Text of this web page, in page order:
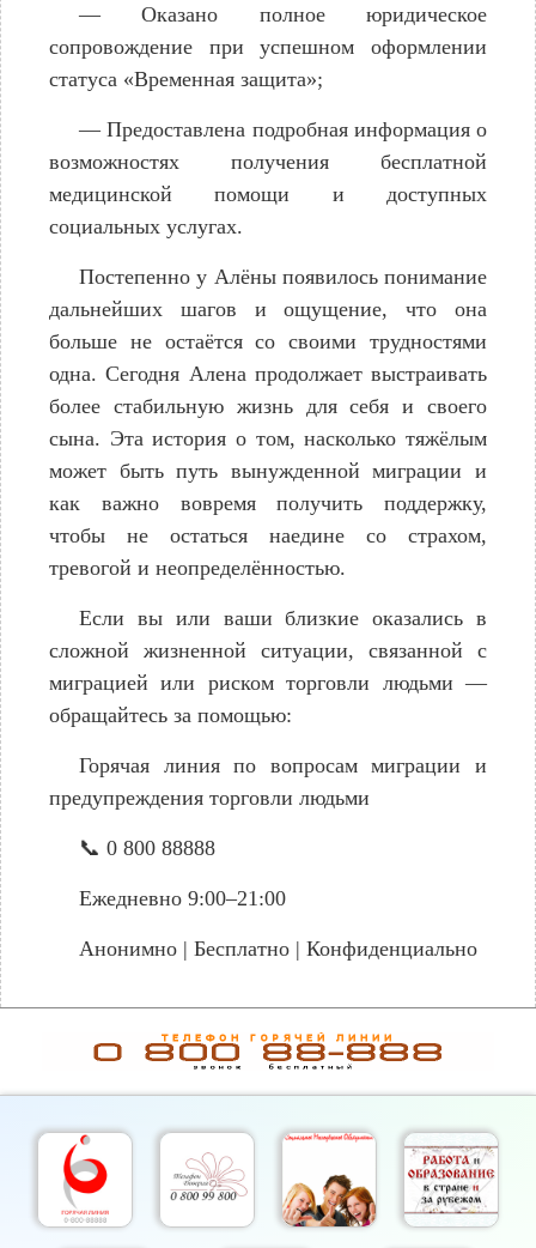
— Оказано полное юридическое
сопровождение при успешном оформлении
статуса «Временная защита»;
— Предоставлена подробная информация о
возможностях получения бесплатной
медицинской помощи и доступных
социальных услугах.
Постепенно у Алёны появилось понимание
дальнейших шагов и ощущение, что она
больше не остаётся со своими трудностями
одна. Сегодня Алена продолжает выстраивать
более стабильную жизнь для себя и своего
сына. Эта история о том, насколько тяжёлым
может быть путь вынужденной миграции и
как важно вовремя получить поддержку,
чтобы не остаться наедине со страхом,
тревогой и неопределённостью.
Если вы или ваши близкие оказались в
сложной жизненной ситуации, связанной с
миграцией или риском торговли людьми —
обращайтесь за помощью:
Горячая линия по вопросам миграции и
предупреждения торговли людьми
📞 0 800 88888
Ежедневно 9:00–21:00
Анонимно | Бесплатно | Конфиденциально